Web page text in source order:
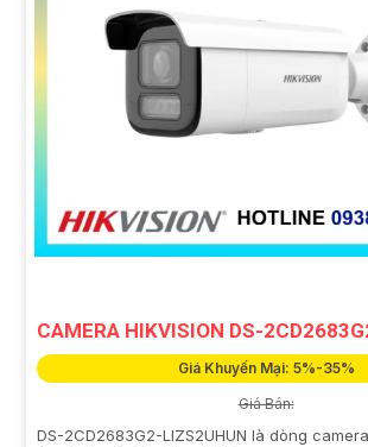
CAMERA HIKVISION DS-
Giá Khuyến Mại: 5%-35%
Giá Bán:
DS-2CD2683G2-LIZS2UHUN là dòng